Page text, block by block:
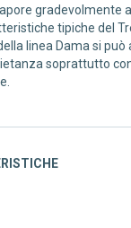
gradevolmente
tipiche del
linea Dama si può
soprattutto